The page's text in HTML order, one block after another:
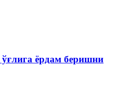
ёрдам беришни